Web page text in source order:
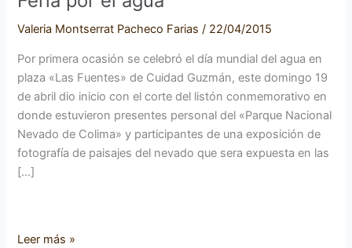
Valeria Montserrat Pacheco Farias/ 22/04/2015
Por primera ocasión se celebró el día mundial del agua en
plaza «Las Fuentes» de Cuidad Guzmán, este domingo 19
de abril dio inicio con el corte del listón conmemorativo en
donde estuvieron presentes personal del «Parque Nacional
Nevado de Colima» y participantes de una exposición de
fotografía de paisajes del nevado que sera expuesta en las
[…]
Leer más »